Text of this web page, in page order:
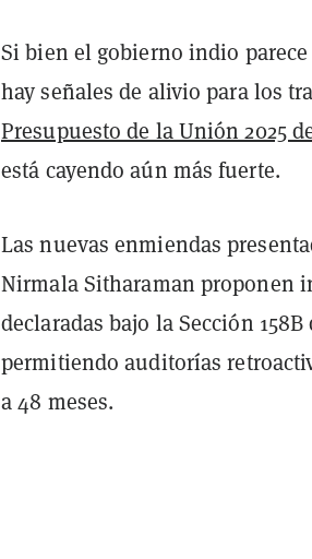
Si bien el gobierno indio
hay señales de alivio para los
Presupuesto de la Unión 2025
está cayendo aún más fuerte.
Las nuevas enmiendas
Nirmala Sitharaman proponen
declaradas bajo la Sección
permitiendo auditorías
a 48 meses.